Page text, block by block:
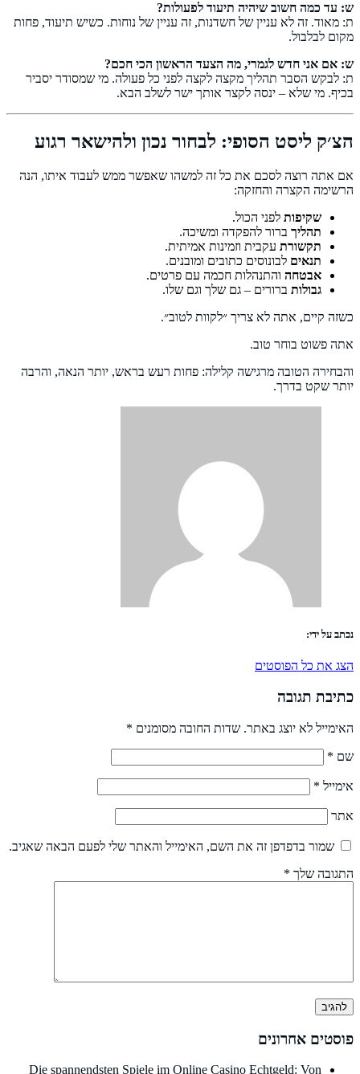
ש: עד כמה חשוב שיהיה תיעוד לפעולות?
ת: מאוד. זה לא עניין של חשדנות, זה עניין של נוחות. כשיש תיעוד, פחות
מקום לבלבול.
ש: אם אני חדש לגמרי, מה הצעד הראשון הכי חכם?
ת: לבקש הסבר תהליך מקצה לקצה לפני כל פעולה. מי שמסודר יסביר
בכיף. מי שלא – ינסה לקצר אותך ישר לשלב הבא.
הצ׳ק ליסט הסופי: לבחור נכון ולהישאר רגוע
אם אתה רוצה לסכם את כל זה למשהו שאפשר ממש לעבוד איתו, הנה
הרשימה הקצרה והחזקה:
שקיפות לפני הכול.
תהליך ברור להפקדה ומשיכה.
תקשורת עקבית וזמינות אמיתית.
תנאים לבונוסים כתובים ומובנים.
אבטחה והתנהלות חכמה עם פרטים.
גבולות ברורים – גם שלך וגם שלו.
כשזה קיים, אתה לא צריך ״לקוות לטוב״.
אתה פשוט בוחר טוב.
והבחירה הטובה מרגישה קלילה: פחות רעש בראש, יותר הנאה, והרבה
יותר שקט בדרך.
נכתב על ידי:
הצג את כל הפוסטים
כתיבת תגובה
האימייל לא יוצג באתר. שדות החובה מסומנים *
שם *
אימייל *
אתר
שמור בדפדפן זה את השם, האימייל והאתר שלי לפעם הבאה שאגיב.
התגובה שלך *
פוסטים אחרונים
Die spannendsten Spiele im Online Casino Echtgeld: Von